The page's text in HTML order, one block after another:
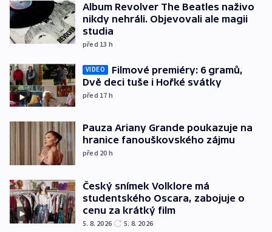
Album Revolver The Beatles naživo
nikdy nehráli. Objevovali ale magii
studia
před 13 h
VIDEO
Filmové premiéry: 6 gramů,
Dvě deci tuše i Hořké svátky
před 17 h
Pauza Ariany Grande poukazuje na
hranice fanouškovského zájmu
před 20 h
Český snímek Volklore má
studentského Oscara, zabojuje o
cenu za krátký film
5. 8. 2026 5. 8. 2026